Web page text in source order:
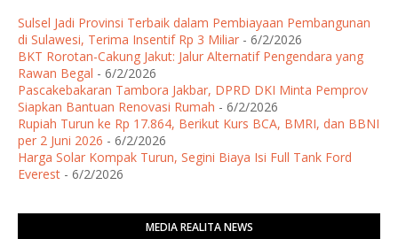
Sulsel Jadi Provinsi Terbaik dalam Pembiayaan Pembangunan
di Sulawesi, Terima Insentif Rp 3 Miliar - 6/2/2026
BKT Rorotan-Cakung Jakut: Jalur Alternatif Pengendara yang
Rawan Begal - 6/2/2026
Pascakebakaran Tambora Jakbar, DPRD DKI Minta Pemprov
Siapkan Bantuan Renovasi Rumah - 6/2/2026
Rupiah Turun ke Rp 17.864, Berikut Kurs BCA, BMRI, dan BBNI
per 2 Juni 2026 - 6/2/2026
Harga Solar Kompak Turun, Segini Biaya Isi Full Tank Ford
Everest - 6/2/2026
MEDIA REALITA NEWS